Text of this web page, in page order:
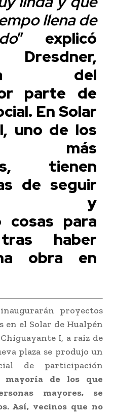
llena de
” explicó
del
parte de
En Solar
uno de los
más
tienen
de seguir
y
cosas para
haber
obra en
proyectos
en el Solar de Hualpén
I, a raíz de
plaza se produjo un
de participación
mayoría de los que
mayores, se
Así, vecinos que no